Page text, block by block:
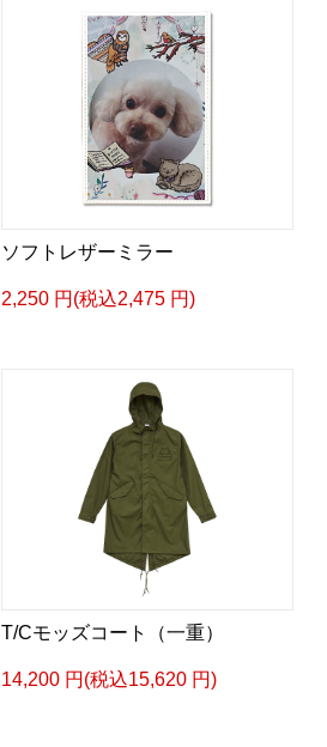
ソフトレザーミラー
2,250 円(税込2,475 円)
T/Cモッズコート（一重）
14,200 円(税込15,620 円)